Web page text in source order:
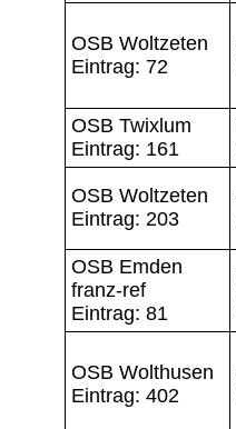
OSB Woltzeten
Eintrag: 72
OSB Twixlum
Eintrag: 161
OSB Woltzeten
Eintrag: 203
OSB Emden
franz-ref
Eintrag: 81
OSB Wolthusen
Eintrag: 402